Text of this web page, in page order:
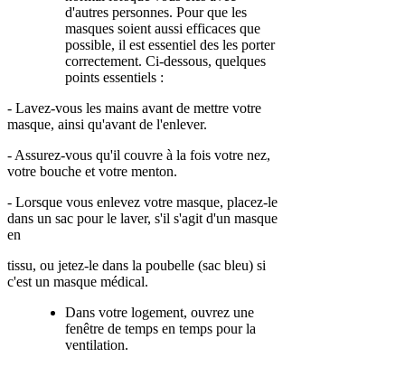
d'autres personnes. Pour que les
masques soient aussi efficaces que
possible, il est essentiel des les porter
correctement. Ci-dessous, quelques
points essentiels :
- Lavez-vous les mains avant de mettre votre
masque, ainsi qu'avant de l'enlever.
- Assurez-vous qu'il couvre à la fois votre nez,
votre bouche et votre menton.
- Lorsque vous enlevez votre masque, placez-le
dans un sac pour le laver, s'il s'agit d'un masque
en
tissu, ou jetez-le dans la poubelle (sac bleu) si
c'est un masque médical.
Dans votre logement, ouvrez une
fenêtre de temps en temps pour la
ventilation.